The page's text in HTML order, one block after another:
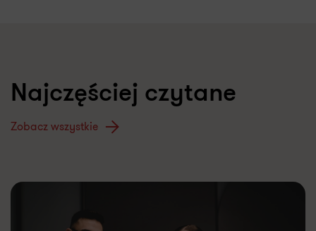
Najczęściej czytane
Zobacz wszystkie